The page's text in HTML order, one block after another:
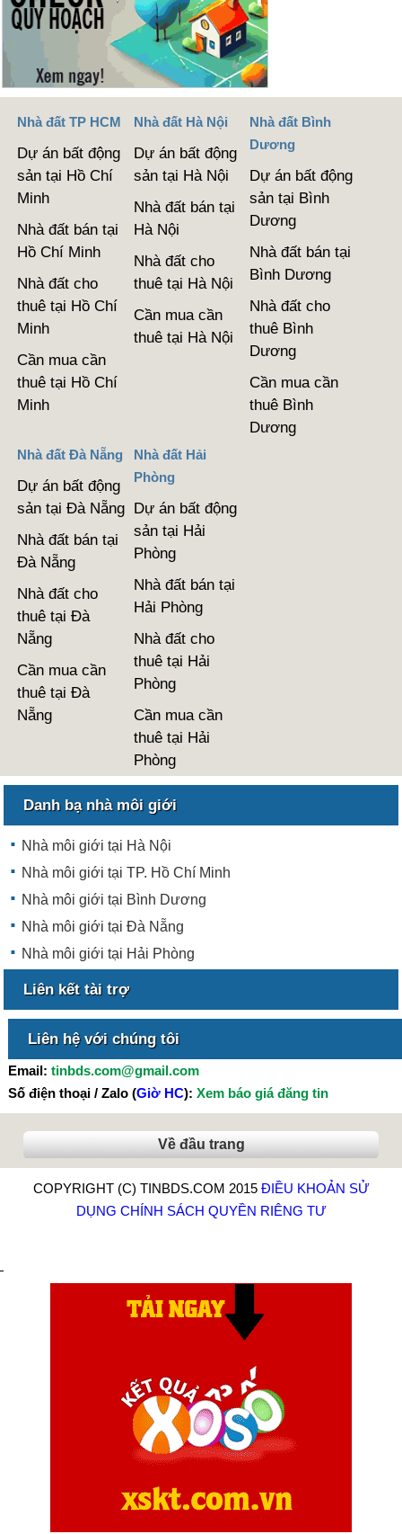
Nhà đất TP HCM
Dự án bất động
sản tại Hồ Chí
Minh
Nhà đất bán tại
Hồ Chí Minh
Nhà đất cho
thuê tại Hồ Chí
Minh
Cần mua cần
thuê tại Hồ Chí
Minh
Nhà đất Hà Nội
Dự án bất động
sản tại Hà Nội
Nhà đất bán tại
Hà Nội
Nhà đất cho
thuê tại Hà Nội
Cần mua cần
thuê tại Hà Nội
Nhà đất Bình
Dương
Dự án bất động
sản tại Bình
Dương
Nhà đất bán tại
Bình Dương
Nhà đất cho
thuê Bình
Dương
Cần mua cần
thuê Bình
Dương
Nhà đất Đà Nẵng
Dự án bất động
sản tại Đà Nẵng
Nhà đất bán tại
Đà Nẵng
Nhà đất cho
thuê tại Đà
Nẵng
Cần mua cần
thuê tại Đà
Nẵng
Nhà đất Hải
Phòng
Dự án bất động
sản tại Hải
Phòng
Nhà đất bán tại
Hải Phòng
Nhà đất cho
thuê tại Hải
Phòng
Cần mua cần
thuê tại Hải
Phòng
Danh bạ nhà môi giới
Nhà môi giới tại Hà Nội
Nhà môi giới tại TP. Hồ Chí Minh
Nhà môi giới tại Bình Dương
Nhà môi giới tại Đà Nẵng
Nhà môi giới tại Hải Phòng
Liên kết tài trợ
Liên hệ với chúng tôi
Email: tinbds.com@gmail.com
Số điện thoại / Zalo (Giờ HC): Xem báo giá đăng tin
Về đầu trang
COPYRIGHT (C) TINBDS.COM 2015 ĐIỀU KHOẢN SỬ
DỤNG CHÍNH SÁCH QUYỀN RIÊNG TƯ